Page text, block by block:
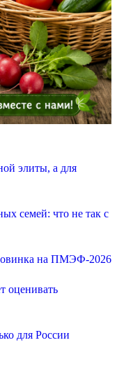
элиты, а для
семей: что не так с
на ПМЭФ-2026
оценивать
для России